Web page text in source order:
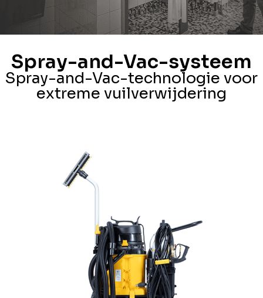
Spray-and-Vac-systeem
Spray-and-Vac-technologie voor
extreme vuilverwijdering